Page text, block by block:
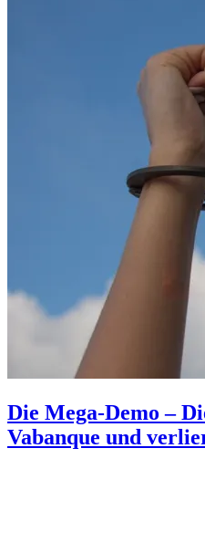
Die Mega-Demo –
Vabanque und